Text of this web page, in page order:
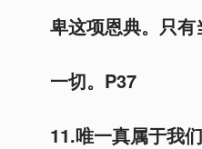
卑这项恩典。只
一切。P37
11.唯一真属于我